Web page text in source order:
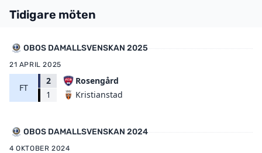
Tidigare möten
OBOS DAMALLSVENSKAN 2025
21 APRIL 2025
FT
2
1
Rosengård
Kristianstad
OBOS DAMALLSVENSKAN 2024
4 OKTOBER 2024